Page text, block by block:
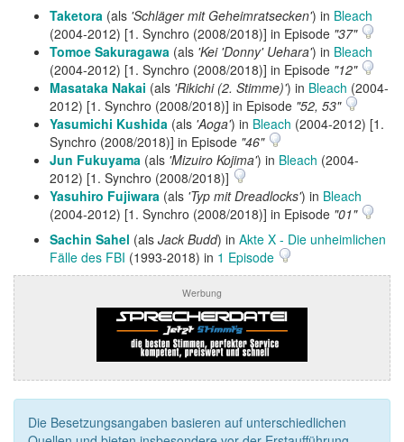
Taketora (als 'Schläger mit Geheimratsecken') in Bleach
(2004-2012) [1. Synchro (2008/2018)] in Episode "37"
Tomoe Sakuragawa (als 'Kei 'Donny' Uehara') in Bleach
(2004-2012) [1. Synchro (2008/2018)] in Episode "12"
Masataka Nakai (als 'Rikichi (2. Stimme)') in Bleach (2004-
2012) [1. Synchro (2008/2018)] in Episode "52, 53"
Yasumichi Kushida (als 'Aoga') in Bleach (2004-2012) [1.
Synchro (2008/2018)] in Episode "46"
Jun Fukuyama (als 'Mizuiro Kojima') in Bleach (2004-
2012) [1. Synchro (2008/2018)]
Yasuhiro Fujiwara (als 'Typ mit Dreadlocks') in Bleach
(2004-2012) [1. Synchro (2008/2018)] in Episode "01"
Sachin Sahel (als Jack Budd) in Akte X - Die unheimlichen
Fälle des FBI (1993-2018) in 1 Episode
Werbung
Die Besetzungsangaben basieren auf unterschiedlichen